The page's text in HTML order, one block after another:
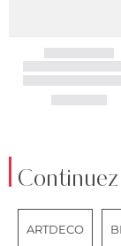
ARTDECO